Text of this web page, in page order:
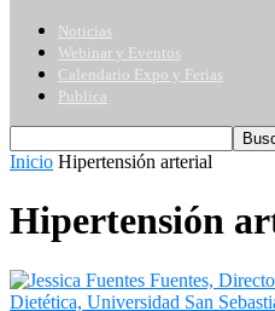
Noticias
Webinar y Eventos
Calendario Expo y Ferias
Publica
Inicio Hipertensión arterial
Hipertensión